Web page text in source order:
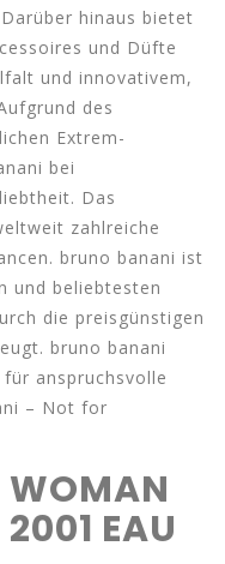
hinaus bietet
und Düfte
und innovativem,
des
Extrem-
bei
Das
zahlreiche
bruno banani ist
und beliebtesten
die preisgünstigen
bruno banani
anspruchsvolle
– Not for
WOMAN
EAU